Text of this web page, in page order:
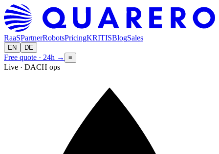
RaaSPartnerRobotsPricingKRITISBlogSales
EN DE
Free quote · 24h → ≡
Live · DACH ops